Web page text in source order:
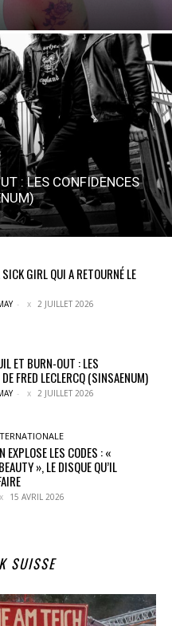
: LES CONFIDENCES
GIRL QUI A RETOURNÉ LE
- 2 JUILLET 2026
ET BURN-OUT : LES
FRED LECLERCQ (SINSAENUM)
- 2 JUILLET 2026
EXPLOSE LES CODES : «
», LE DISQUE QU’IL
15 AVRIL 2026
SUISSE